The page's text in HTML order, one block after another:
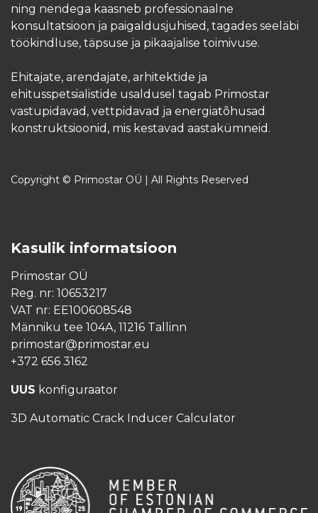
ning nendega kaasneb professionaalne
konsultatsioon ja paigaldusjuhised, tagades seeläbi
töökindluse, täpsuse ja pikaajalise toimivuse.
Ehitajate, arendajate, arhitektide ja
ehitusspetsialistide usaldusel tagab Primostar
vastupidavad, vettpidavad ja energiatõhusad
konstruktsioonid, mis kestavad aastakümneid.​
Copyright © Primostar OÜ | All Rights Reserved
Kasulik informatsioon
Primostar OÜ
Reg. nr: 10653217
VAT nr: EE100608548
Männiku tee 104A, 11216 Tallinn
primostar@primostar.eu
+372 656 3162
UUS konfiguraator
3D Automatic Crack Inducer Calculator